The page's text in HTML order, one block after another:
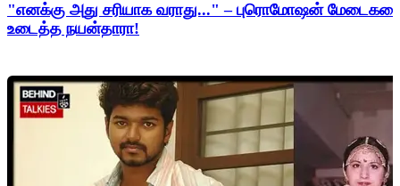
"எனக்கு அது சரியாக வராது..." – புரொமோஷன்
உடைத்த நயன்தாரா!